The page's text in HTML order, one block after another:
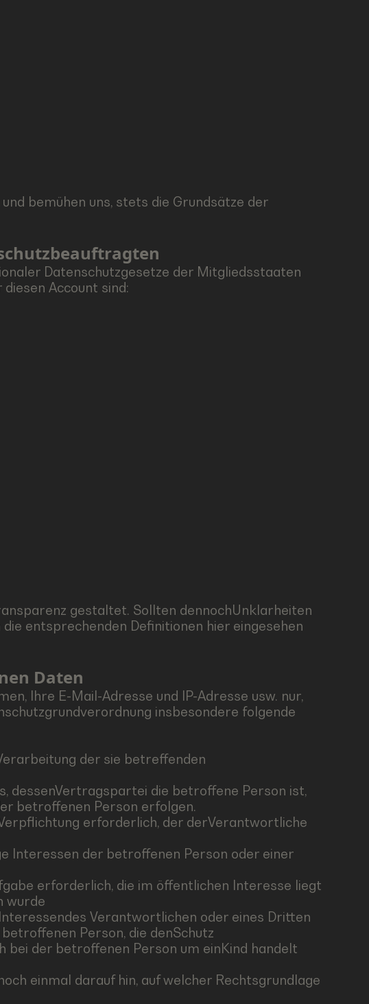
bemühen uns, stets die Grundsätze der
Datenschutzgesetze der Mitgliedsstaaten
Account sind:
gestaltet. Sollten dennochUnklarheiten
entsprechenden Definitionen hier eingesehen
Daten
Ihre E-Mail-Adresse und IP-Adresse usw. nur,
insbesondere folgende
der sie betreffenden
dessenVertragspartei die betroffene Person ist,
betroffenen Person erfolgen.
erforderlich, der derVerantwortliche
Interessen der betroffenen Person oder einer
erforderlich, die im öffentlichen Interesse liegt
wurde
Verantwortlichen oder eines Dritten
Person, die denSchutz
bei der betroffenen Person um einKind handelt
einmal darauf hin, auf welcher Rechtsgrundlage